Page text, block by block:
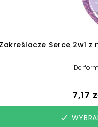
Zakreślacze Serce 2w1 z
Derform
7,17